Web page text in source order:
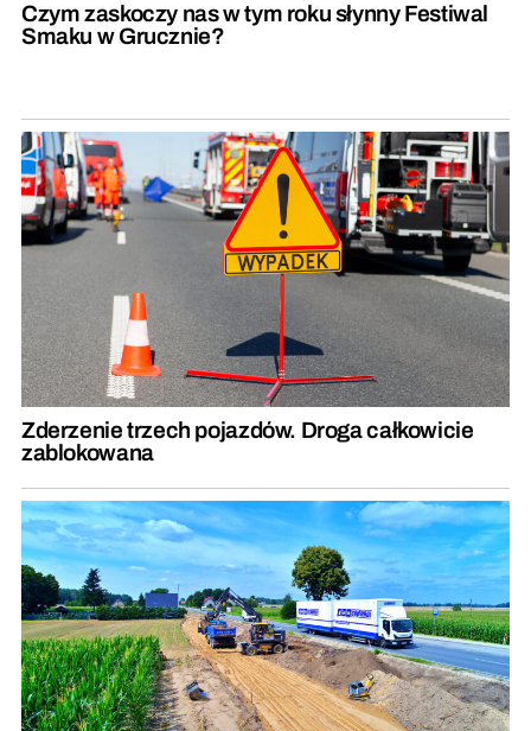
Czym zaskoczy nas w tym roku słynny Festiwal
Smaku w Grucznie?
Zderzenie trzech pojazdów. Droga całkowicie
zablokowana